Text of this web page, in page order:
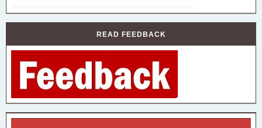
READ FEEDBACK